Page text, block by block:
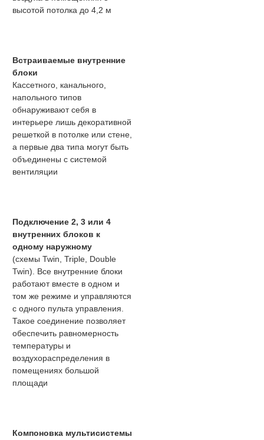
высотой потолка до 4,2 м
Встраиваемые внутренние
блоки
Кассетного, канального,
напольного типов
обнаруживают себя в
интерьере лишь декоративной
решеткой в потолке или стене,
а первые два типа могут быть
объединены с системой
вентиляции
Подключение 2, 3 или 4
внутренних блоков к
одному наружному
(схемы Twin, Triple, Double
Twin). Все внутренние блоки
работают вместе в одном и
том же режиме и управляются
с одного пульта управления.
Такое соединение позволяет
обеспечить равномерность
температуры и
воздухораспределения в
помещениях большой
площади
Компоновка мультисистемы